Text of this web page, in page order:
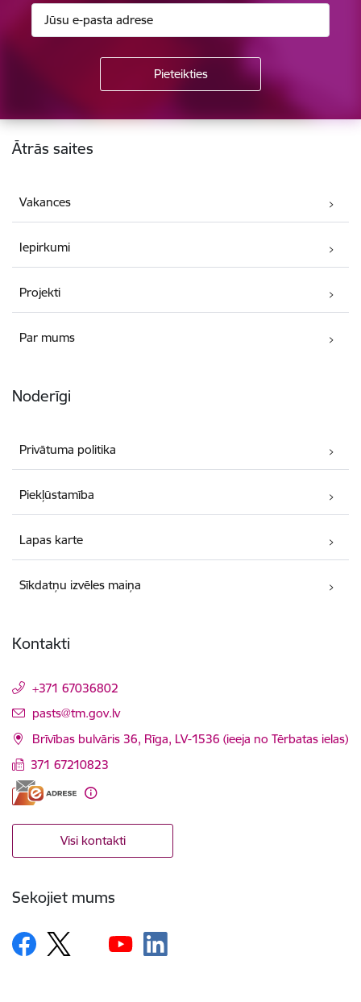
Kājene
Ātrās saites
Vakances
Iepirkumi
Projekti
Par mums
Noderīgi
Privātuma politika
Piekļūstamība
Lapas karte
Sīkdatņu izvēles maiņa
Kontakti
+371 67036802
E-pasts:
pasts@tm.gov.lv
Brīvības bulvāris 36, Rīga, LV-1536 (ieeja no Tērbatas ielas)
371 67210823
Visi kontakti
Sekojiet mums